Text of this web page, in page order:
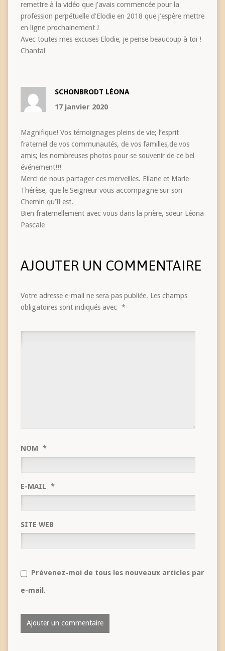
remettre à la vidéo que j’avais commencée pour la
profession perpétuelle d’Elodie en 2018 que j’espère mettre
en ligne prochainement !
Avec toutes mes excuses Elodie, je pense beaucoup à toi !
Chantal
SCHONBRODT LÉONA
17 janvier 2020
Magnifique! Vos témoignages pleins de vie; l’esprit
fraternel de vos communautés, de vos familles,de vos
amis; les nombreuses photos pour se souvenir de ce bel
événement!!!
Merci de nous partager ces merveilles. Eliane et Marie-
Thérèse, que le Seigneur vous accompagne sur son
Chemin qu’Il est.
Bien fraternellement avec vous dans la prière, soeur Léona
Pascale
AJOUTER UN COMMENTAIRE
Votre adresse e-mail ne sera pas publiée. Les champs
obligatoires sont indiqués avec *
NOM *
E-MAIL *
SITE WEB
Prévenez-moi de tous les nouveaux articles par
e-mail.